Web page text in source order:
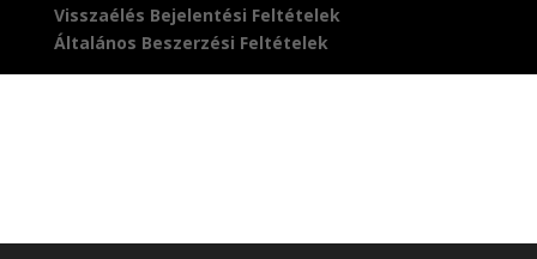
Visszaélés Bejelentési Feltételek
Általános Beszerzési Feltételek